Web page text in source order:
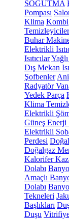
SOĞUTMA
Pompası
Klima Kombi
Temizleyiciler
Buhar
Elektrikli
Isıtıcılar
Dış Mekan
Şofbenler Ani
Radyatör
Yedek Parça
Klima
Elektrikli
Güneş Enerji
Elektrikli
Perdesi
Doğalgaz
Kalorifer
Dolabı
Amaçlı
Dolabı
Tekneleri
Başlıkları
Duşu